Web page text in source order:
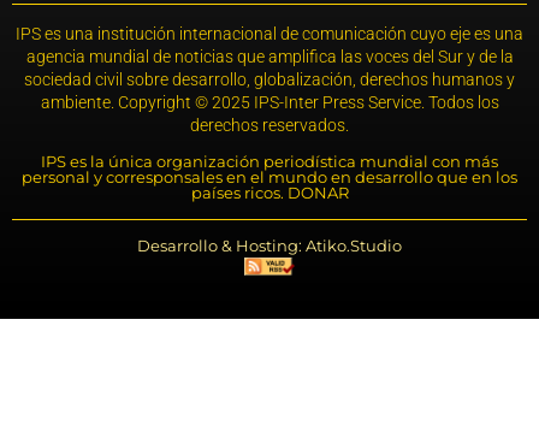
IPS es una institución internacional de comunicación cuyo eje es una
agencia mundial de noticias que amplifica las voces del Sur y de la
sociedad civil sobre desarrollo, globalización, derechos humanos y
ambiente. Copyright © 2025 IPS-Inter Press Service. Todos los
derechos reservados.
IPS es la única organización periodística mundial con más
personal y corresponsales en el mundo en desarrollo que en los
países ricos. DONAR
Desarrollo & Hosting: Atiko.Studio